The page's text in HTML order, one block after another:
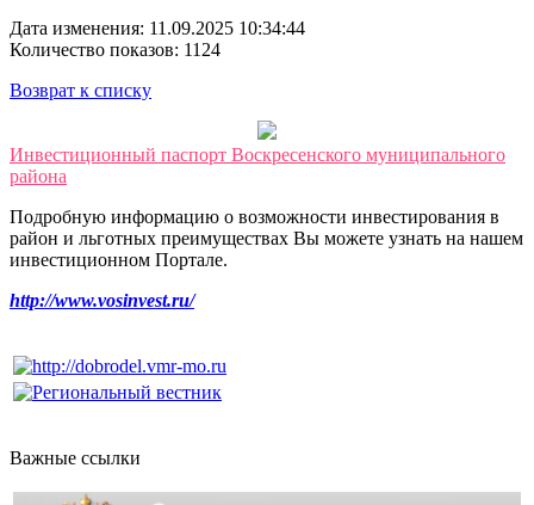
Дата изменения: 11.09.2025 10:34:44
Количество показов: 1124
Возврат к списку
Инвестиционный паспорт Воскресенского муниципального
района
Подробную информацию о возможности инвестирования в
район и льготных преимуществах Вы можете узнать на нашем
инвестиционном Портале.
http://www.vosinvest.ru/
Важные ссылки